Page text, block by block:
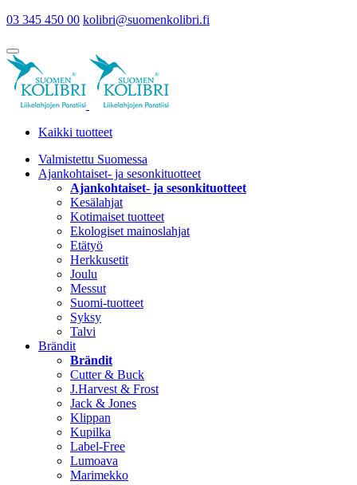
03 345 450 00 kolibri@suomenkolibri.fi
Kaikki tuotteet
Valmistettu Suomessa
Ajankohtaiset- ja sesonkituotteet
Ajankohtaiset- ja sesonkituotteet
Kesälahjat
Kotimaiset tuotteet
Ekologiset mainoslahjat
Etätyö
Herkkusetit
Joulu
Messut
Suomi-tuotteet
Syksy
Talvi
Brändit
Brändit
Cutter & Buck
J.Harvest & Frost
Jack & Jones
Klippan
Kupilka
Label-Free
Lumoava
Marimekko